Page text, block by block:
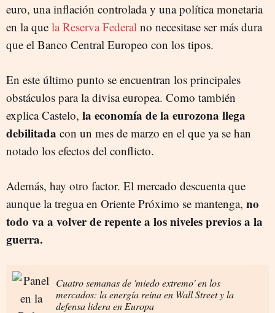
euro, una inflación controlada y una política monetaria
en la que la Reserva Federal no necesitase ser más dura
que el Banco Central Europeo con los tipos.
En este último punto se encuentran los principales
obstáculos para la divisa europea. Como también
explica Castelo, la economía de la eurozona llega
debilitada con un mes de marzo en el que ya se han
notado los efectos del conflicto.
Además, hay otro factor. El mercado descuenta que
aunque la tregua en Oriente Próximo se mantenga, no
todo va a volver de repente a los niveles previos a la
guerra.
Cuatro semanas de 'miedo extremo' en los
mercados: la energía reina en Wall Street y la
defensa lidera en Europa